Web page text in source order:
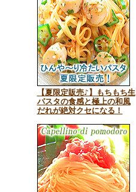
【夏限定販売♪】もちもち生
パスタの食感と極上の和風
だれが絶対クセになる！